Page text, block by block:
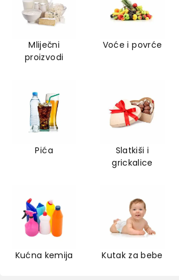
Mliječni
proizvodi
Voće i povrće
Pića
Slatkiši i
grickalice
Kućna kemija Kutak za bebe